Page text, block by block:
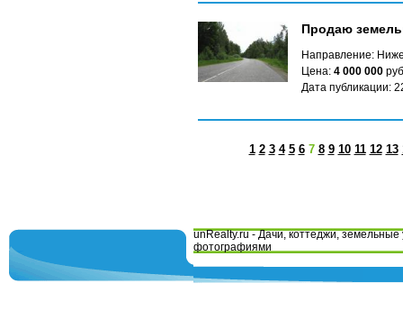
Продаю
Направление:
Цена: 4 000 000
Дата публикации:
1 2 3 4 5 6 7 8 9 10 11 12 13
unRealty.ru - Дачи, коттеджи, земельные
фотографиями